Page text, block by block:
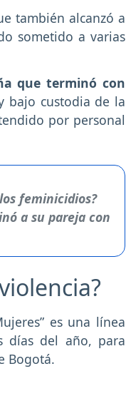
también alcanzó a
sometido a varias
que terminó con
bajo custodia de la
por personal
feminicidios?
a su pareja con
es una línea
días del año, para
Bogotá.